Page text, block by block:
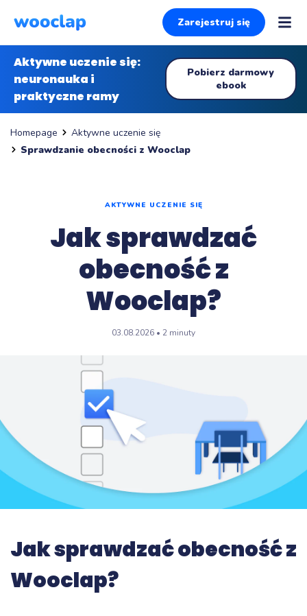
Zarejestruj się
Aktywne uczenie się:
neuronauka i
praktyczne ramy
Pobierz darmowy
ebook
Homepage
Aktywne uczenie się
Sprawdzanie obecności z Wooclap
AKTYWNE UCZENIE SIĘ
Jak sprawdzać
obecność z
Wooclap?
03.08.2026 • 2 minuty
Jak sprawdzać obecność z
Wooclap?